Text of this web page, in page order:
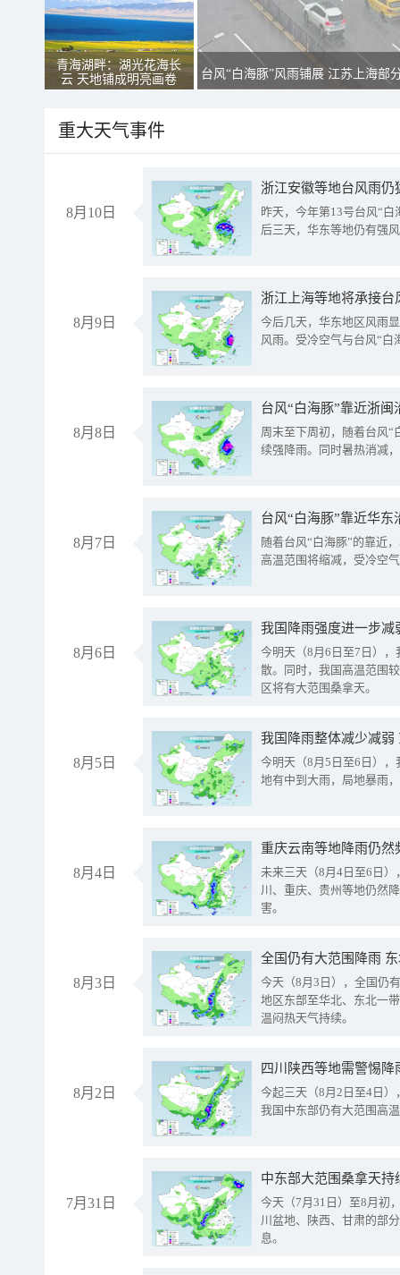
青海湖畔：湖光花海长
云 天地铺成明亮画卷
台风“白海豚”风雨铺展 江苏上海部
重大天气事件
8月10日
浙江安徽等地台风雨
昨天，今年第13号台风“
后三天，华东等地仍有强
8月9日
浙江上海等地将承接台
今后几天，华东地区风雨
风雨。受冷空气与台风“白
8月8日
台风“白海豚”靠近浙
周末至下周初，随着台风“
续强降雨。同时暑热消减
8月7日
台风“白海豚”靠近华
随着台风“白海豚”的靠近
高温范围将缩减，受冷空
8月6日
今明天（8月6日至7日）
散。同时，我国高温范围
区将有大范围桑拿天。
8月5日
我国降雨整体减少减弱
今明天（8月5日至6日）
地有中到大雨，局地暴雨
8月4日
重庆云南等地降雨仍然
未来三天（8月4日至6日
川、重庆、贵州等地仍然
害。
8月3日
全国仍有大范围降雨
今天（8月3日），全国仍
地区东部至华北、东北一
温闷热天气持续。
8月2日
今起三天（8月2日至4日
我国中东部仍有大范围高
7月31日
中东部大范围桑拿天
今天（7月31日）至8月初
川盆地、陕西、甘肃的部
息。